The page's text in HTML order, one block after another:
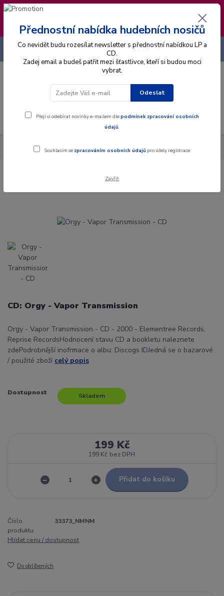
❣️ Od 4.8. do 13.8. čerpám dovolenou. Datum
expedice objednávek se posouvá na pátek
14.8.2026 🐋
Menu
CZK
+420 725 736 293
Alba CD Orgy - Vapor Transmission - CD
Orgy - Vapor Transmission - CD
CD: Orgy - Vapor Transmission
Orgy - Vapor Transmission - CD - 2000 - Elementree Records,
Reprise RecordsHodnocení stavu CD a bookletu naleznete
zdePodrobnější inofrmace o albu: Discogs IDJedná se o bazarové
/ použité zboží celý popis
Dostupnost Skladem
199 Kč
199 Kč bez DPH
Přidat do košíku
Číslo
produktu:
33373_NMNM
Hlídat cenu / dostupnost
Do oblíbených
Přednostní nabídka hudebních nosičů
Co nevidět budu rozesílat newsletter s přednostní nabídkou LP a
CD.
Zadej email a budeš patřit mezi šťastlivce, kteří si budou moci
vybrat.
Odeslat
Přeji si odebírat novinky e-mailem dlepodmínek zpracování osobních
údajů.
Souhlasím se zpracováním osobních údajů pro účely registrace.
Zavřít